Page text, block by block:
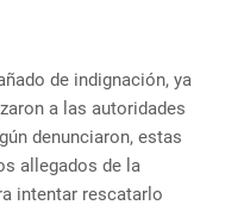
de indignación, ya
a las autoridades
denunciaron, estas
allegados de la
intentar rescatarlo